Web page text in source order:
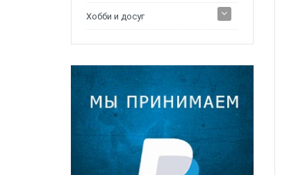
Хобби и досуг